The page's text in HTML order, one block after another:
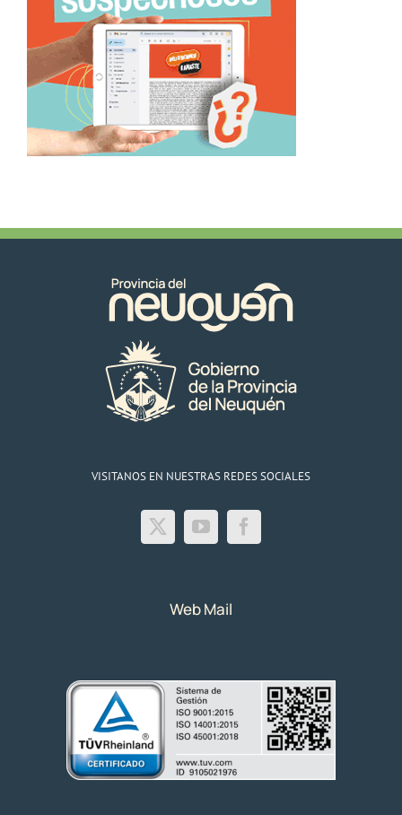
VISITANOS EN NUESTRAS REDES SOCIALES
Web Mail